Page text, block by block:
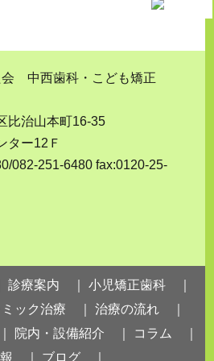
比治山本町16-35
ター12Ｆ
診療案内 ｜
小児矯正歯科 ｜
ミック治療 ｜
治療の流れ ｜
院内・設備紹介 ｜
コラム ｜
｜
ブログ ｜